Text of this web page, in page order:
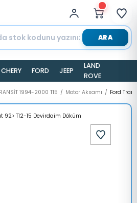
ARA
CHERY FORD JEEP
LAND
ROVER
1994-2000 T15 Motor Aksamı Ford